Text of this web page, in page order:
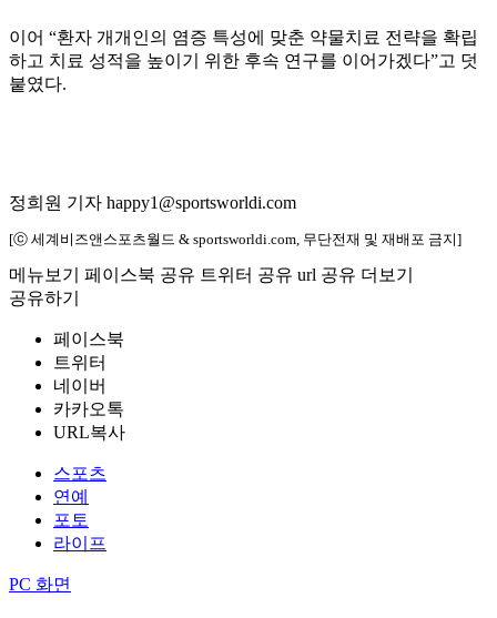
이어 “환자 개개인의 염증 특성에 맞춘 약물치료 전략을 확립
하고 치료 성적을 높이기 위한 후속 연구를 이어가겠다”고 덧
붙였다.
정희원 기자 happy1@sportsworldi.com
[ⓒ 세계비즈앤스포츠월드 & sportsworldi.com, 무단전재 및 재배포 금지]
메뉴보기 페이스북 공유 트위터 공유 url 공유 더보기
공유하기
페이스북
트위터
네이버
카카오톡
URL복사
스포츠
연예
포토
라이프
PC 화면